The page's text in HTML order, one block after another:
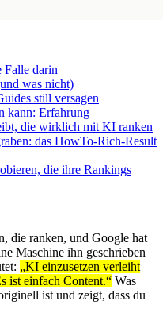
darin
was nicht)
still versagen
kann: Erfahrung
die wirklich mit KI ranken
das HowTo-Rich-Result
die ihre Rankings
die ranken, und Google hat
Maschine ihn geschrieben
„KI einzusetzen verleiht
ist einfach Content.“ Was
ist und zeigt, dass du